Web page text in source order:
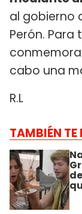
al gobierno
Perón.
cabo una
R.L
TAMBIÉN TE